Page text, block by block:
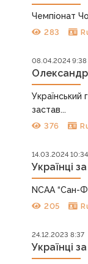
Чемпіонат
283
08.04.2024 9:38
Олександр
Український
застав...
376
14.03.2024 10:34
Українці
NCAA “Сан-
205
24.12.2023 8:37
Українці